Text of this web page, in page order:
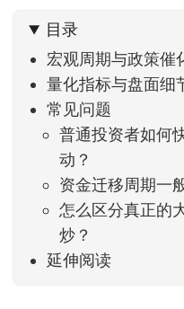
去相差不大，但
目录
宏观周期与政策催
量化指标与盘面细
常见问题
普通投资者如何
动？
资金迁移周期一
怎么区分真正的
炒？
延伸阅读